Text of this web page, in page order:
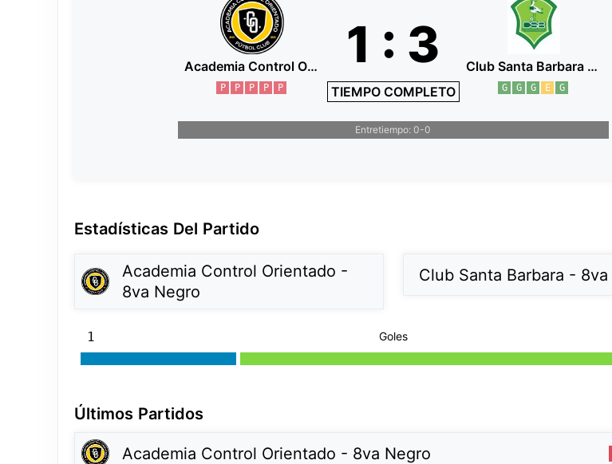
Academia Control Orientado - 8va Negro
P P P P P
1 : 3
TIEMPO COMPLETO
Club Santa Barbara - 8va Blanco
G G G E G
Entretiempo: 0-0
Estadísticas Del Partido
Academia Control Orientado -
8va Negro
Club Santa Barbara - 8va
1 Goles
Últimos Partidos
Academia Control Orientado - 8va Negro